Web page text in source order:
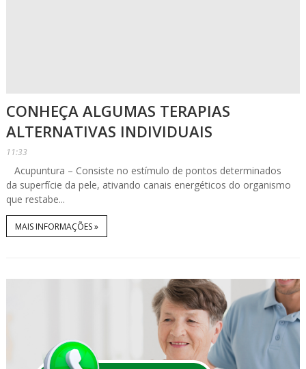
CONHEÇA ALGUMAS TERAPIAS
ALTERNATIVAS INDIVIDUAIS
11:33
Acupuntura – Consiste no estímulo de pontos determinados
da superfície da pele, ativando canais energéticos do organismo
que restabe...
MAIS INFORMAÇÕES »